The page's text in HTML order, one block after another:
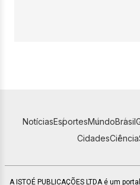
NotíciasEsportesMundoBrasil
CidadesCiência
A ISTOÉ PUBLICAÇÕES LTDA é um